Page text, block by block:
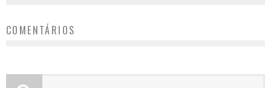
COMENTÁRIOS